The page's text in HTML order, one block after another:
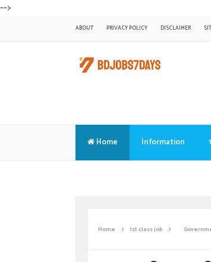
-->
ABOUT PRIVACY POLICY DISCLAIMER
Home Information
Home 1st class job